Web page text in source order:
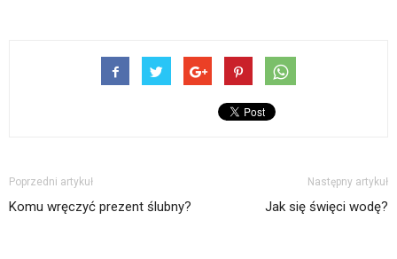
Poprzedni artykuł
Komu wręczyć prezent ślubny?
Następny artykuł
Jak się święci wodę?